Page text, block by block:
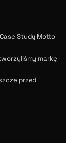
Study Motto
markę
przed